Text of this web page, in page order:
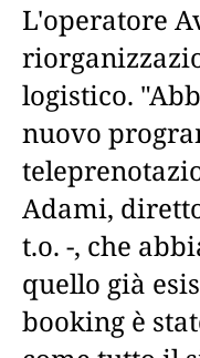
L'operatore
logistico.
nuovo
Adami,
t.o. -, che
quello già
booking è